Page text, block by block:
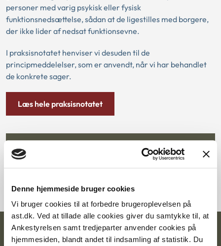
Denne hjemmeside bruger cookies
Vi bruger cookies til at forbedre brugeroplevelsen på
ast.dk. Ved at tillade alle cookies giver du samtykke til, at
Ankestyrelsen samt tredjeparter anvender cookies på
hjemmesiden, blandt andet til indsamling af statistik. Du
personer med varig psykisk eller fysisk
funktionsnedsættelse, sådan at de ligestilles med borgere,
der ikke lider af nedsat funktionsevne.
I praksisnotatet henviser vi desuden til de
principmeddelelser, som er anvendt, når vi har behandlet
de konkrete sager.
Læs hele praksisnotatet
Ankestyrelsen